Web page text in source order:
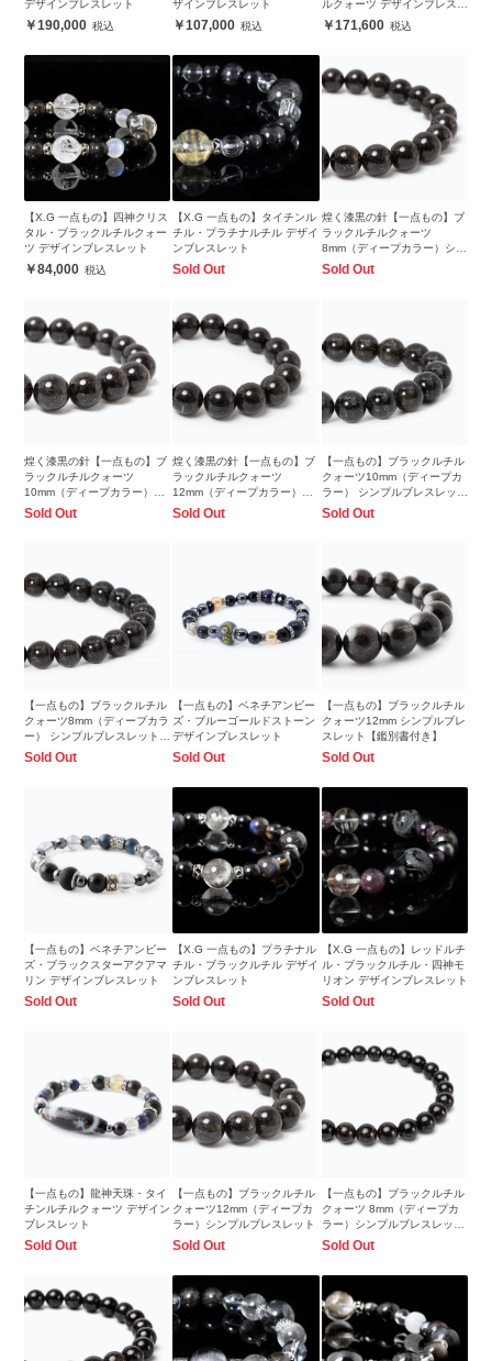
デザインブレスレット
190,000
ザインブレスレット
107,000
ルクォーツ デザインブレスレ
ット171,600
【X.G 一点もの】四神クリス
タル・ブラックルチルクォー
ツ デザインブレスレット
84,000
【X.G 一点もの】タイチンル
チル・プラチナルチル デザイ
ンブレスレット
Sold Out
煌く漆黒の針【一点もの】ブ
ラックルチルクォーツ
8mm（ディープカラー）シン
プルブレスレット
Sold Out
煌く漆黒の針【一点もの】ブ
ラックルチルクォーツ
10mm（ディープカラー）シ
ンプルブレスレット
Sold Out
煌く漆黒の針【一点もの】ブ
ラックルチルクォーツ
12mm（ディープカラー）シ
ンプルブレスレット
Sold Out
【一点もの】ブラックルチル
クォーツ10mm（ディープカ
ラー） シンプルブレスレット
【鑑別書付き】
Sold Out
【一点もの】ブラックルチル
クォーツ8mm（ディープカラ
ー） シンプルブレスレット
【鑑別書付き】
Sold Out
【一点もの】ベネチアンビー
ズ・ブルーゴールドストーン
デザインブレスレット
Sold Out
【一点もの】ブラックルチル
クォーツ12mm シンプルブレ
スレット【鑑別書付き】
Sold Out
【一点もの】ベネチアンビー
ズ・ブラックスターアクアマ
リン デザインブレスレット
Sold Out
【X.G 一点もの】プラチナル
チル・ブラックルチル デザイ
ンブレスレット
Sold Out
【X.G 一点もの】レッドルチ
ル・ブラックルチル・四神モ
リオン デザインブレスレット
Sold Out
【一点もの】龍神天珠・タイ
チンルチルクォーツ デザイン
ブレスレット
Sold Out
【一点もの】ブラックルチル
クォーツ12mm（ディープカ
ラー）シンプルブレスレット
Sold Out
【一点もの】ブラックルチル
クォーツ 8mm（ディープカ
ラー）シンプルブレスレット
【鑑別書付き】
Sold Out